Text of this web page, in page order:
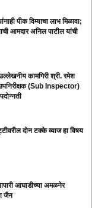
पीक विम्याचा लाभ मिळावा;
आमदार अनिल पाटील यांची
कामगिरी श्री. रमेश
(Sub Inspector)
दोन टक्के व्याज हा विषय
आघाडीच्या अमळनेर
जैन